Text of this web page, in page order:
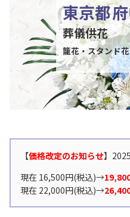
東京都
葬儀供花
籠花・スタンド
【価格改定のお知らせ】
現在 16,500円(税込)→
現在 22,000円(税込)→